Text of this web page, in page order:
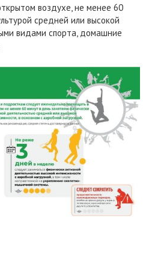
воздухе, не менее 60
средней или высокой
видами спорта, домашние